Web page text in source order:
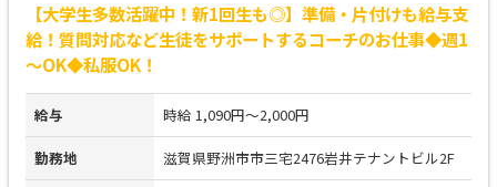
【大学生多数活躍中！新1回生も◎】準備・片付けも給与支
給！質問対応など生徒をサポートするコーチのお仕事◆週1
～OK◆私服OK！
給与 時給 1,090円～2,000円
勤務地 滋賀県野洲市市三宅2476岩井テナントビル2F